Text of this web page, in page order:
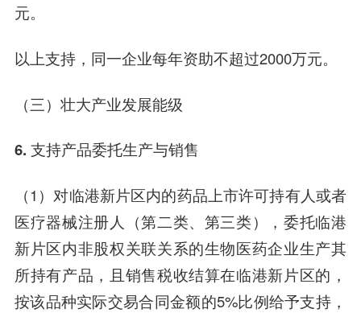
元。
以上支持，同一企业每年资助不超过2000万元。
（三）壮大产业发展能级
6. 支持产品委托生产与销售
（1）对临港新片区内的药品上市许可持有人或者
医疗器械注册人（第二类、第三类），委托临港
新片区内非股权关联关系的生物医药企业生产其
所持有产品，且销售税收结算在临港新片区的，
按该品种实际交易合同金额的5%比例给予支持，